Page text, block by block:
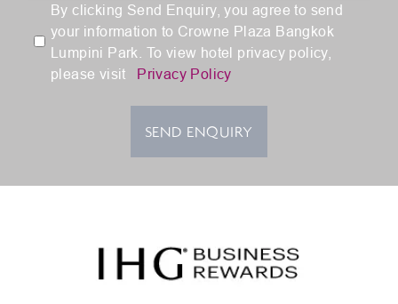
By clicking Send Enquiry, you agree to send
your information to Crowne Plaza Bangkok
Lumpini Park. To view hotel privacy policy,
please visit
Privacy Policy
SEND ENQUIRY